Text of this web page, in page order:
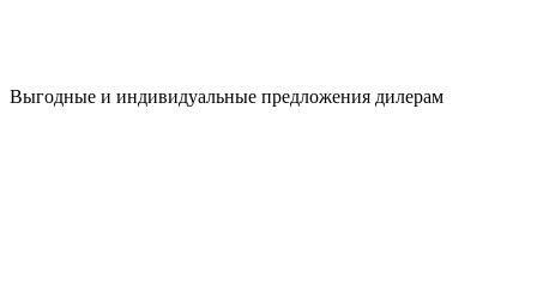
Выгодные и индивидуальные предложения дилерам